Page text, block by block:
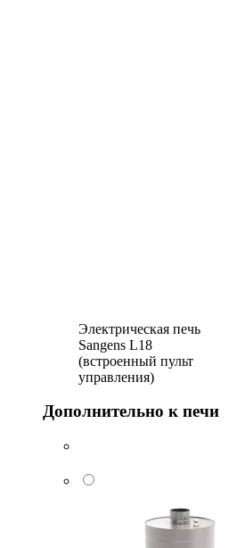
Электрическая печь
Sangens L18
(встроенный пульт
управления)
Дополнительно к печи